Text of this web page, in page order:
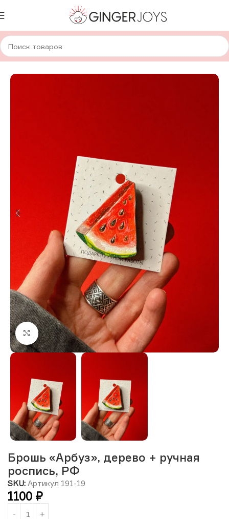
Главная Украшения Брошки и значки Деревянные брошки
Нажмите, чтобы увеличить изображение
Брошь «Арбуз», дерево + ручная
роспись, РФ
SKU: Артикул 191-19
1100 ₽